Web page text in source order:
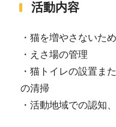
活動内容
・猫を増やさないた
・えさ場の管理
・猫トイレの設置ま
の清掃
・活動地域での認知